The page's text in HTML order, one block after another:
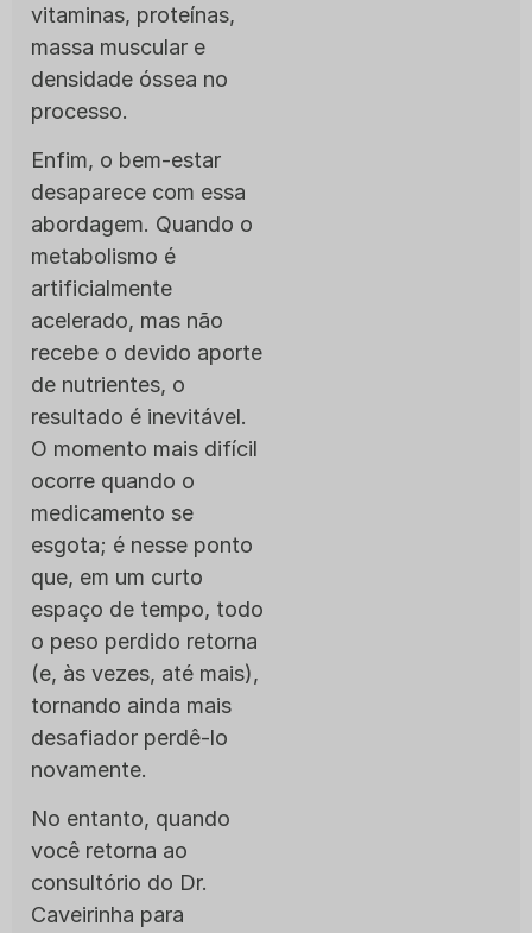
vitaminas, proteínas,
massa muscular e
densidade óssea no
processo.
Enfim, o bem-estar
desaparece com essa
abordagem. Quando o
metabolismo é
artificialmente
acelerado, mas não
recebe o devido aporte
de nutrientes, o
resultado é inevitável.
O momento mais difícil
ocorre quando o
medicamento se
esgota; é nesse ponto
que, em um curto
espaço de tempo, todo
o peso perdido retorna
(e, às vezes, até mais),
tornando ainda mais
desafiador perdê-lo
novamente.
No entanto, quando
você retorna ao
consultório do Dr.
Caveirinha para